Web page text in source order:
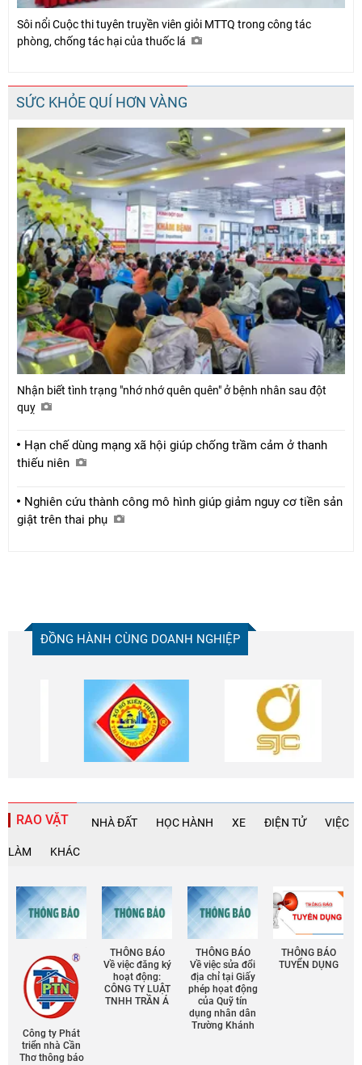
Sôi nổi Cuộc thi tuyên truyền viên giỏi MTTQ trong công tác
phòng, chống tác hại của thuốc lá
SỨC KHỎE QUÍ HƠN VÀNG
Nhận biết tình trạng "nhớ nhớ quên quên" ở bệnh nhân sau đột
quỵ
Hạn chế dùng mạng xã hội giúp chống trầm cảm ở thanh
thiếu niên
Nghiên cứu thành công mô hình giúp giảm nguy cơ tiền sản
giật trên thai phụ
ĐỒNG HÀNH CÙNG DOANH NGHIỆP
RAO VẶT NHÀ ĐẤT HỌC HÀNH XE ĐIỆN TỬ VIỆC
LÀM KHÁC
Công ty Phát
triển nhà Cần
Thơ thông báo
THÔNG BÁO
Về việc đăng ký
hoạt động:
CÔNG TY LUẬT
TNHH TRẦN Á
THÔNG BÁO
Về việc sửa đổi
địa chỉ tại Giấy
phép họat động
của Quỹ tín
dụng nhân dân
Trường Khánh
THÔNG BÁO
TUYỂN DỤNG